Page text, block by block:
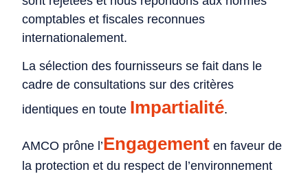
comptables et fiscales reconnues
internationalement.
La sélection des fournisseurs se fait dans le
cadre de consultations sur des critères
identiques en toute Impartialité.
AMCO prône l’Engagement en faveur de
la protection et du respect de l’environnement